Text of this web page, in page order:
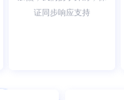
证同步响应支持